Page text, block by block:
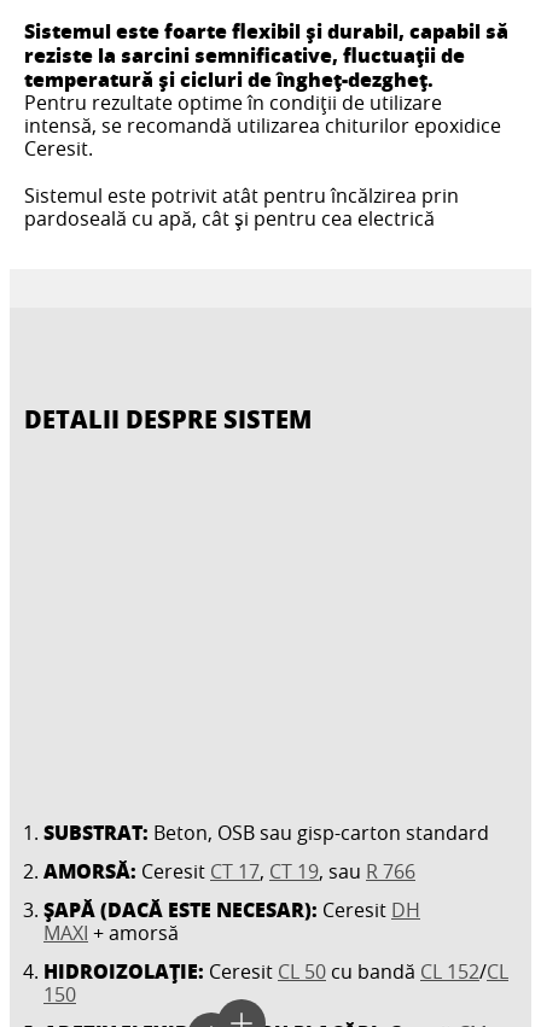
Sistemul este foarte flexibil și durabil, capabil să
reziste la sarcini semnificative, fluctuații de
temperatură și cicluri de îngheț-dezgheț.
Pentru rezultate optime în condiții de utilizare
intensă, se recomandă utilizarea chiturilor epoxidice
Ceresit.
Sistemul este potrivit atât pentru încălzirea prin
pardoseală cu apă, cât și pentru cea electrică
DETALII DESPRE SISTEM
SUBSTRAT: Beton, OSB sau gisp-carton standard
AMORSĂ: Ceresit CT 17, CT 19, sau R 766
ȘAPĂ (DACĂ ESTE NECESAR): Ceresit DH
MAXI + amorsă
HIDROIZOLAȚIE: Ceresit CL 50 cu bandă CL 152/CL
150